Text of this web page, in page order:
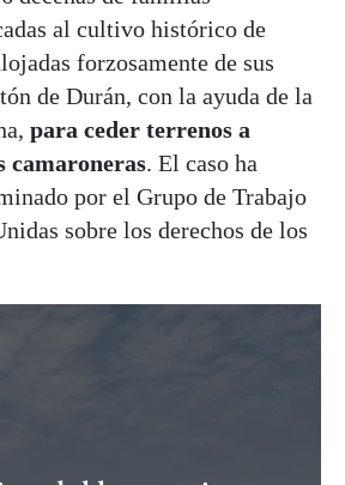
al cultivo histórico de
forzosamente de sus
de Durán, con la ayuda de la
para ceder terrenos a
camaroneras. El caso ha
por el Grupo de Trabajo
sobre los derechos de los